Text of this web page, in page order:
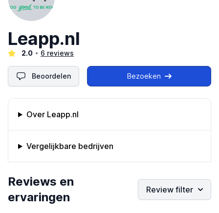
Leapp.nl
2.0 6 reviews
Beoordelen Bezoeken
Omschrijving bedrijf
Over Leapp.nl
Vergelijkbare bedrijven
Bedrijfs reviews
Reviews en
ervaringen
Review filter